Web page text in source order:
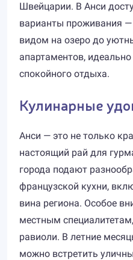
Швейцарии. В Анси
варианты проживания
видом на озеро до
апартаментов,
спокойного отдыха.
Кулинарные
Анси — это не только
настоящий рай для
города подают
французской кухни,
вина региона. Особое
местным
равиоли. В летние
можно встретить